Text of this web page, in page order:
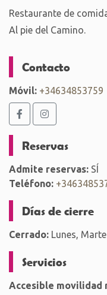
Restaurante de
Al pie del Camino.
Contacto
Móvil: +34634853759
Reservas
Admite reservas: SÍ
Teléfono:
Días de cierre
Cerrado: Lunes,
Servicios
Accesible movilidad